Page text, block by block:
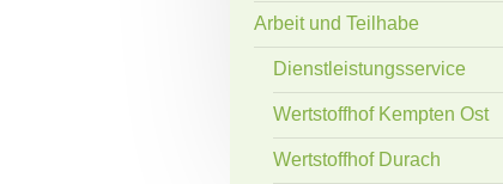
Arbeit und Teilhabe
Dienstleistungsservice
Wertstoffhof Kempten Ost
Wertstoffhof Durach